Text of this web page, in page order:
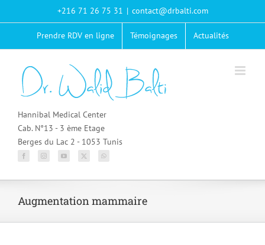
+216 71 26 75 31 | contact@drbalti.com
Prendre RDV en ligne Témoignages Actualités
Hannibal Medical Center
Cab. N°13 - 3 ème Etage
Berges du Lac 2 - 1053 Tunis
Augmentation mammaire